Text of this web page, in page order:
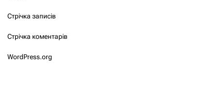
Стрічка записів
Стрічка коментарів
WordPress.org